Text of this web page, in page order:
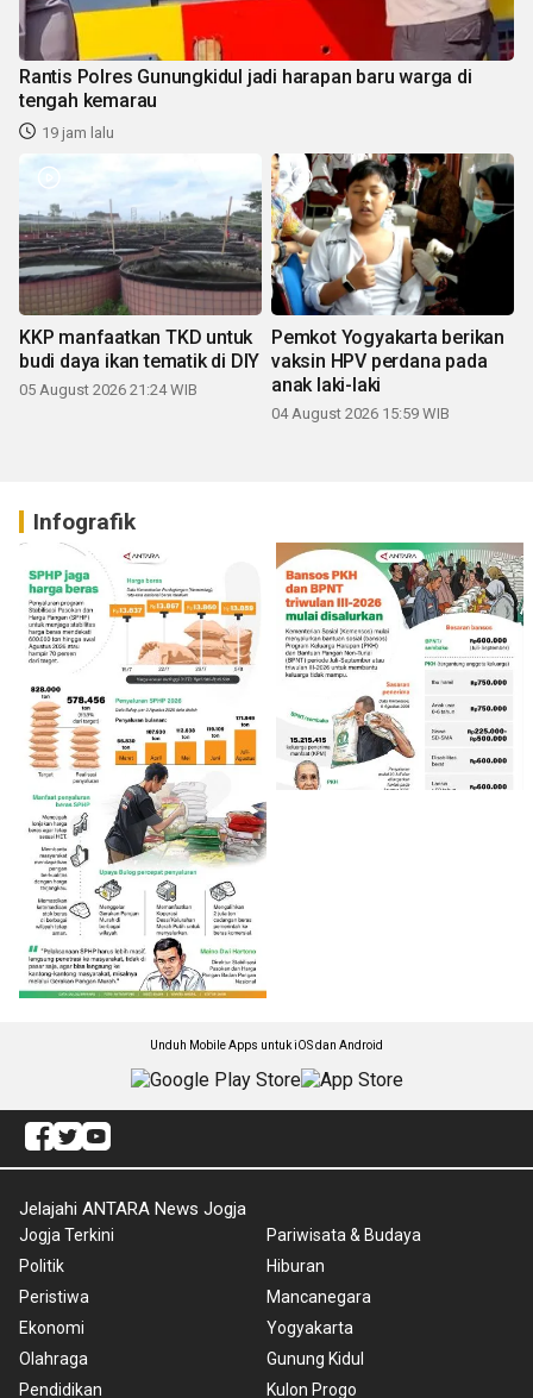
Rantis Polres Gunungkidul jadi harapan baru warga di
tengah kemarau
19 jam lalu
KKP manfaatkan TKD untuk
budi daya ikan tematik di DIY
05 August 2026 21:24 WIB
Pemkot Yogyakarta berikan
vaksin HPV perdana pada
anak laki-laki
04 August 2026 15:59 WIB
Infografik
Unduh Mobile Apps untuk iOS dan Android
Jelajahi ANTARA News Jogja
Jogja Terkini
Politik
Peristiwa
Ekonomi
Olahraga
Pendidikan
Pariwisata & Budaya
Hiburan
Mancanegara
Yogyakarta
Gunung Kidul
Kulon Progo